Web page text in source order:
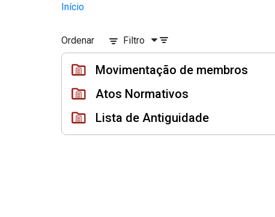
Pular para o Conteúdo principal
Instrumento jurídico -
Início
Ordenar Filtro
Movimentação de membros
Atos Normativos
Lista de Antiguidade